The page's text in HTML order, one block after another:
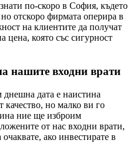
по-скоро в София, където
отскоро фирмата оперира в
на клиентите да получат
цена, която със сигурност
нашите входни врати
дата е наистина
но малко ви го
ние ще изброим
от нас входни врати,
ако инвестирате в